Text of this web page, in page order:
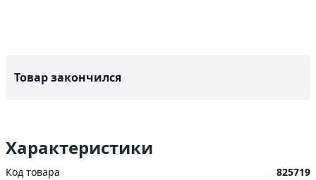
Товар закончился
Характеристики
Код товара
825719